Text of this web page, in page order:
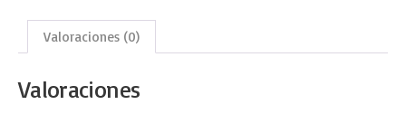
Valoraciones (0)
Valoraciones